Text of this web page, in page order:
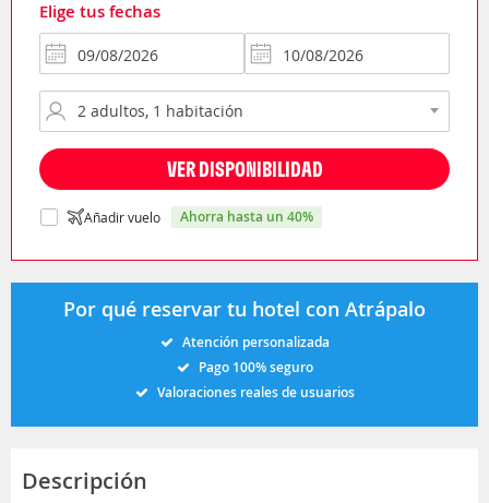
Elige tus fechas
VER DISPONIBILIDAD
Añadir vuelo ahorra hasta un 40%
Por qué reservar tu hotel con Atrápalo
Atención personalizada
Pago 100% seguro
Valoraciones reales de usuarios
Descripción